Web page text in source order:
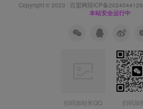
Copyright © 2023 · 百盟网琼ICP备
本站安全运行中
扫码加站长QQ 扫码加